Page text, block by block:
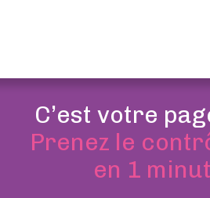
C’est votre
Prenez le
en 1